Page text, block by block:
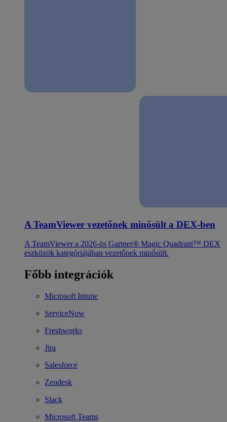
A TeamViewer vezetőnek minősült a DEX-ben
A TeamViewer a 2026-ös Gartner® Magic Quadrant™ DEX
eszközök kategóriájában vezetőnek minősült.
Főbb integrációk
Microsoft Intune
ServiceNow
Freshworks
Jira
Salesforce
Zendesk
Slack
Microsoft Teams